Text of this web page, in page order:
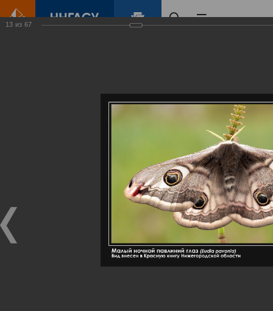
Фотогалерея
13 из 67